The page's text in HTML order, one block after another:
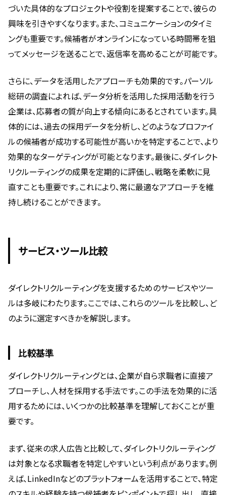
づいた具体的なプロジェクトや役割を提案することで、彼らの
興味を引きやすくなります。また、コミュニケーションのタイミ
ングも重要です。候補者がオンラインになっている時間帯を狙
ってメッセージを送ることで、返信率を高めることが可能です。
さらに、データを活用したアプローチも効果的です。パーソル
総研の調査によれば、データ分析を活用した採用活動を行う
企業は、応募者の質が向上する傾向にあるとされています。具
体的には、過去の採用データを分析し、どのようなプロファイ
ルの候補者が成功する可能性が高いかを特定することで、より
効果的なターゲティングが可能となります。最後に、ダイレクト
リクルーティングの成果を定期的に評価し、戦略を柔軟に見
直すことも重要です。これにより、常に最適なアプローチを維
持し続けることができます。
サービス・ツール比較
ダイレクトリクルーティングを支援するためのサービスやツー
ルは多岐にわたります。ここでは、これらのツールを比較し、ど
のように選定すべきかを解説します。
比較基準
ダイレクトリクルーティングとは、企業が自ら求職者に直接ア
プローチし、人材を採用する手法です。この手法を効果的に活
用するためには、いくつかの比較基準を理解しておくことが重
要です。
まず、従来の求人広告と比較して、ダイレクトリクルーティング
は対象となる求職者を特定しやすいという利点があります。例
えば、LinkedInなどのプラットフォームを活用することで、特定